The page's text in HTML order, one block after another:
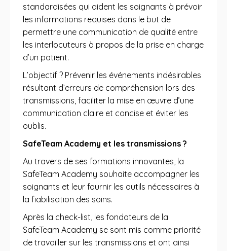
standardisées qui aident les soignants à prévoir
les informations requises dans le but de
permettre une communication de qualité entre
les interlocuteurs à propos de la prise en charge
d’un patient.
L’objectif ? Prévenir les événements indésirables
résultant d’erreurs de compréhension lors des
transmissions, faciliter la mise en œuvre d’une
communication claire et concise et éviter les
oublis.
SafeTeam Academy et les transmissions ?
Au travers de ses formations innovantes, la
SafeTeam Academy souhaite accompagner les
soignants et leur fournir les outils nécessaires à
la fiabilisation des soins.
Après la check-list, les fondateurs de la
SafeTeam Academy se sont mis comme priorité
de travailler sur les transmissions et ont ainsi